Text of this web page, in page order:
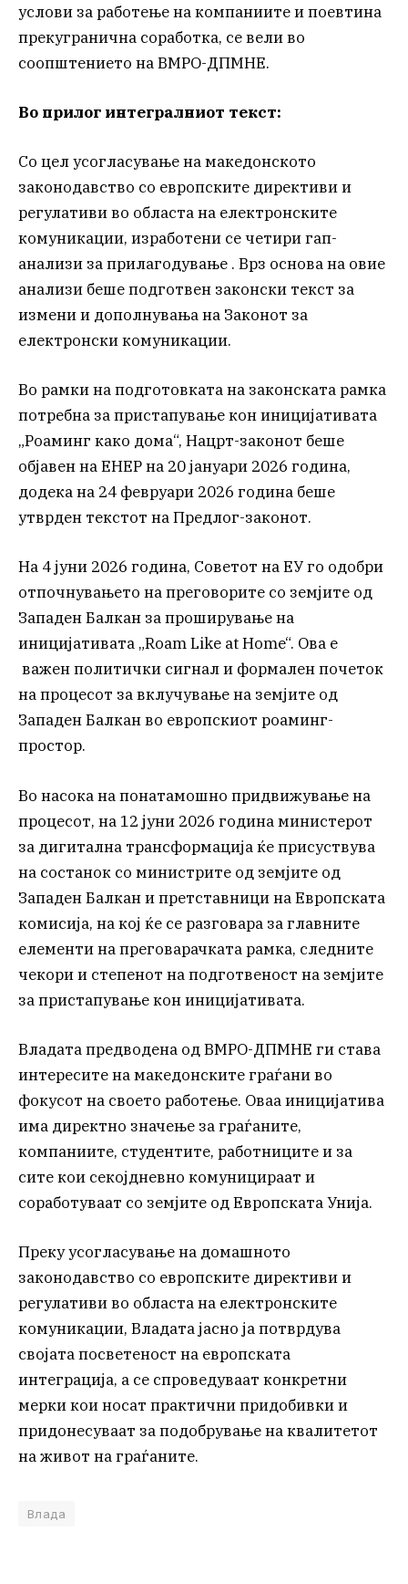
услови за работење на компаниите и поевтина
прекугранична соработка, се вели во
соопштението на ВМРО-ДПМНЕ.
Во прилог интегралниот текст:
Со цел усогласување на македонското
законодавство со европските директиви и
регулативи во областа на електронските
комуникации, изработени се четири гап-
анализи за прилагодување . Врз основа на овие
анализи беше подготвен законски текст за
измени и дополнувања на Законот за
електронски комуникации.
Во рамки на подготовката на законската рамка
потребна за пристапување кон иницијативата
„Роаминг како дома“, Нацрт-законот беше
објавен на ЕНЕР на 20 јануари 2026 година,
додека на 24 февруари 2026 година беше
утврден текстот на Предлог-законот.
На 4 јуни 2026 година, Советот на ЕУ го одобри
отпочнувањето на преговорите со земјите од
Западен Балкан за проширување на
иницијативата „Roam Like at Home“. Ова е
важен политички сигнал и формален почеток
на процесот за вклучување на земјите од
Западен Балкан во европскиот роаминг-
простор.
Во насока на понатамошно придвижување на
процесот, на 12 јуни 2026 година министерот
за дигитална трансформација ќе присуствува
на состанок со министрите од земјите од
Западен Балкан и претставници на Европската
комисија, на кој ќе се разговара за главните
елементи на преговарачката рамка, следните
чекори и степенот на подготвеност на земјите
за пристапување кон иницијативата.
Владата предводена од ВМРО-ДПМНЕ ги става
интересите на македонските граѓани во
фокусот на своето работење. Оваа иницијатива
има директно значење за граѓаните,
компаниите, студентите, работниците и за
сите кои секојдневно комуницираат и
соработуваат со земјите од Европската Унија.
Преку усогласување на домашното
законодавство со европските директиви и
регулативи во областа на електронските
комуникации, Владата јасно ја потврдува
својата посветеност на европската
интеграција, a се спроведуваат конкретни
мерки кои носат практични придобивки и
придонесуваат за подобрување на квалитетот
на живот на граѓаните.
Влада